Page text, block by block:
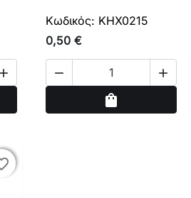

Κωδικός: KHX0215
0,50 €
 
shopping_bag